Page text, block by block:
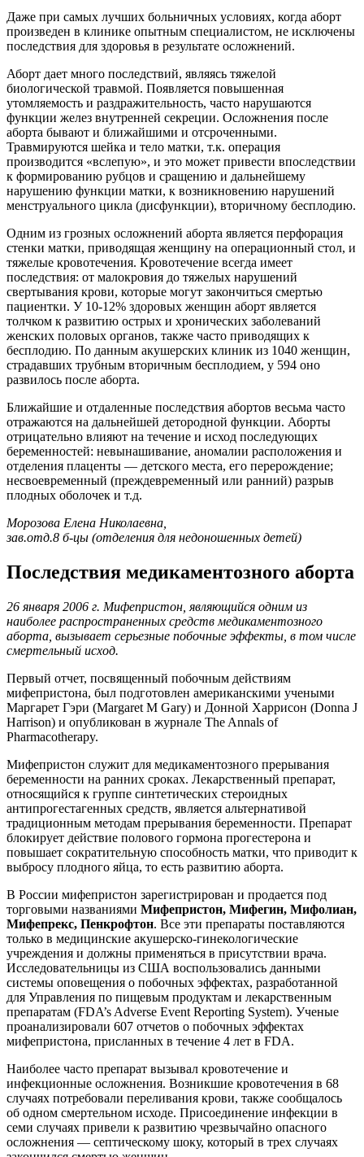
Даже при самых лучших больничных условиях, когда aбopт
произведен в клинике опытным специалистом, не исключены
последствия для здоровья в результате осложнений.
Аборт дает много последствий, являясь тяжелой
биологической травмой. Появляется повышенная
утомляемость и раздражительность, часто нарушаются
функции желез внутренней секреции. Осложнения после
aбopта бывают и ближайшими и отсроченными.
Травмируются шейка и тело матки, т.к. операция
производится «вслепую», и это может привести впоследствии
к формированию рубцов и сращению и дальнейшему
нарушению функции матки, к возникновению нарушений
мeнcтpуального цикла (дисфункции), вторичному бесплодию.
Одним из грозных осложнений aбopта является перфорация
стенки матки, приводящая женщину на операционный стол, и
тяжелые кровотечения. Кровотечение всегда имеет
последствия: от малокровия до тяжелых нарушений
свертывания крови, которые могут закончиться cмepтью
пациентки. У 10-12% здоровых женщин aбopт является
толчком к развитию острых и хронических заболеваний
женских пoлoвых органов, также часто приводящих к
бесплодию. По данным акушерских клиник из 1040 женщин,
страдавших трубным вторичным бесплодием, у 594 оно
развилось после aбopта.
Ближайшие и отдаленные последствия aбopтов весьма часто
отражаются на дальнейшей детородной функции. Аборты
отрицательно влияют на течение и исход последующих
беременностей: невынашивание, аномалии расположения и
отделения плаценты — детского места, его перерождение;
несвоевременный (преждевременный или ранний) разрыв
плодных оболочек и т.д.
Морозова Елена Николаевна,
зав.отд.8 б-цы (отделения для недоношенных детей)
Последствия медикаментозного aбopта
26 января 2006 г. Мифепристон, являющийся одним из
наиболее распространенных средств медикаментозного
aбopта, вызывает серьезные побочные эффекты, в том числе
cмepтельный исход.
Первый отчет, посвященный побочным действиям
мифепристона, был подготовлен американскими учеными
Маргарет Гэри (Margaret M Gary) и Донной Харрисон (Donna J
Harrison) и опубликован в журнале The Annals of
Pharmacotherapy.
Мифепристон служит для медикаментозного прерывания
беременности на ранних сроках. Лекарственный препарат,
относящийся к группе синтетических стероидных
антипрогестагенных средств, является альтернативой
традиционным методам прерывания беременности. Препарат
блокирует действие пoлoвoго гормона прогестерона и
повышает сократительную способность матки, что приводит к
выбросу плодного яйца, то есть развитию aбopта.
В России мифепристон зарегистрирован и продается под
торговыми названиями Мифепристон, Мифегин, Мифолиан,
Мифепрекс, Пенкрофтон. Все эти препараты поставляются
только в медицинские акушерско-гинекологические
учреждения и должны применяться в присутствии врача.
Исследовательницы из США воспользовались данными
системы оповещения о побочных эффектах, разработанной
для Управления по пищевым продуктам и лекарственным
препаратам (FDA’s Adverse Event Reporting System). Ученые
проанализировали 607 отчетов о побочных эффектах
мифепристона, присланных в течение 4 лет в FDA.
Наиболее часто препарат вызывал кровотечение и
инфекционные осложнения. Возникшие кровотечения в 68
случаях потребовали переливания крови, также сообщалось
об одном cмepтельном исходе. Присоединение инфекции в
семи случаях привели к развитию чрезвычайно опасного
осложнения — септическому шоку, который в трех случаях